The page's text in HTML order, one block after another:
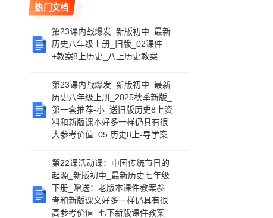
热门文档
第23课内战爆发_新版初中_最新
历史八年级上册_旧版_02课件
+教案8上历史_八上历史教案
第23课内战爆发_新版初中_最新
历史八年级上册_2025秋季新版_
第一套推荐-小_送旧版历史8上资
料和新版课本好多一样仍具有很
大参考价值_05.历史8上-导学案
第22课活动课：中国传统节日的
起源_新版初中_最新历史七年级
下册_赠送：老版本课件教案参
考和新版课文好多一样仍具有很
高参考价值_七下新版课件教案